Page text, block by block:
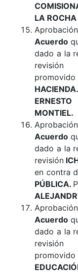
LA
Acuerdo
dado a la
revisión
HACIENDA
MONTIEL.
Acuerdo
dado a la
revisión
en contra
PÚBLICA.
Acuerdo
dado a la
revisión